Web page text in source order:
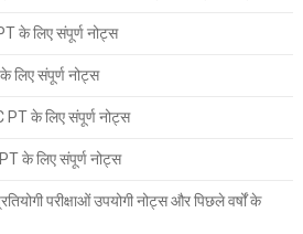
के लिए संपूर्ण नोट्स
लिए संपूर्ण नोट्स
PT के लिए संपूर्ण नोट्स
के लिए संपूर्ण नोट्स
परीक्षाओं उपयोगी नोट्स और पिछले वर्षों के